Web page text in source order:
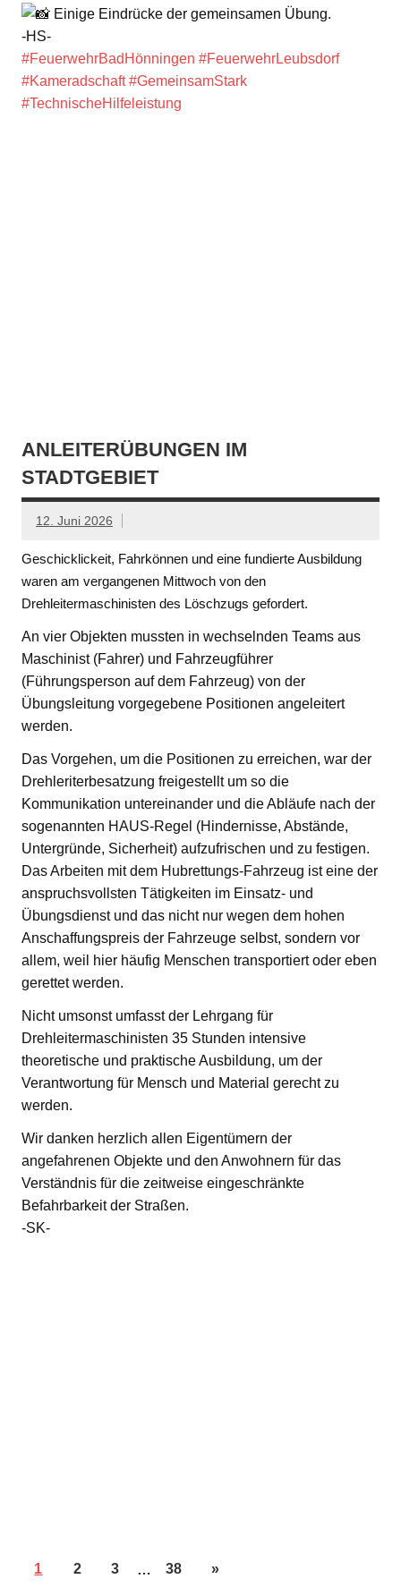
Einige Eindrücke der gemeinsamen Übung.
-HS-
#FeuerwehrBadHönningen #FeuerwehrLeubsdorf
#Kameradschaft #GemeinsamStark
#TechnischeHilfeleistung
ANLEITERÜBUNGEN IM
STADTGEBIET
12. Juni 2026
Geschicklickeit, Fahrkönnen und eine fundierte Ausbildung
waren am vergangenen Mittwoch von den
Drehleitermaschinisten des Löschzugs gefordert.
An vier Objekten mussten in wechselnden Teams aus
Maschinist (Fahrer) und Fahrzeugführer
(Führungsperson auf dem Fahrzeug) von der
Übungsleitung vorgegebene Positionen angeleitert
werden.
Das Vorgehen, um die Positionen zu erreichen, war der
Drehleriterbesatzung freigestellt um so die
Kommunikation untereinander und die Abläufe nach der
sogenannten HAUS-Regel (Hindernisse, Abstände,
Untergründe, Sicherheit) aufzufrischen und zu festigen.
Das Arbeiten mit dem Hubrettungs-Fahrzeug ist eine der
anspruchsvollsten Tätigkeiten im Einsatz- und
Übungsdienst und das nicht nur wegen dem hohen
Anschaffungspreis der Fahrzeuge selbst, sondern vor
allem, weil hier häufig Menschen transportiert oder eben
gerettet werden.
Nicht umsonst umfasst der Lehrgang für
Drehleitermaschinisten 35 Stunden intensive
theoretische und praktische Ausbildung, um der
Verantwortung für Mensch und Material gerecht zu
werden.
Wir danken herzlich allen Eigentümern der
angefahrenen Objekte und den Anwohnern für das
Verständnis für die zeitweise eingeschränkte
Befahrbarkeit der Straßen.
-SK-
1 2 3 … 38 »